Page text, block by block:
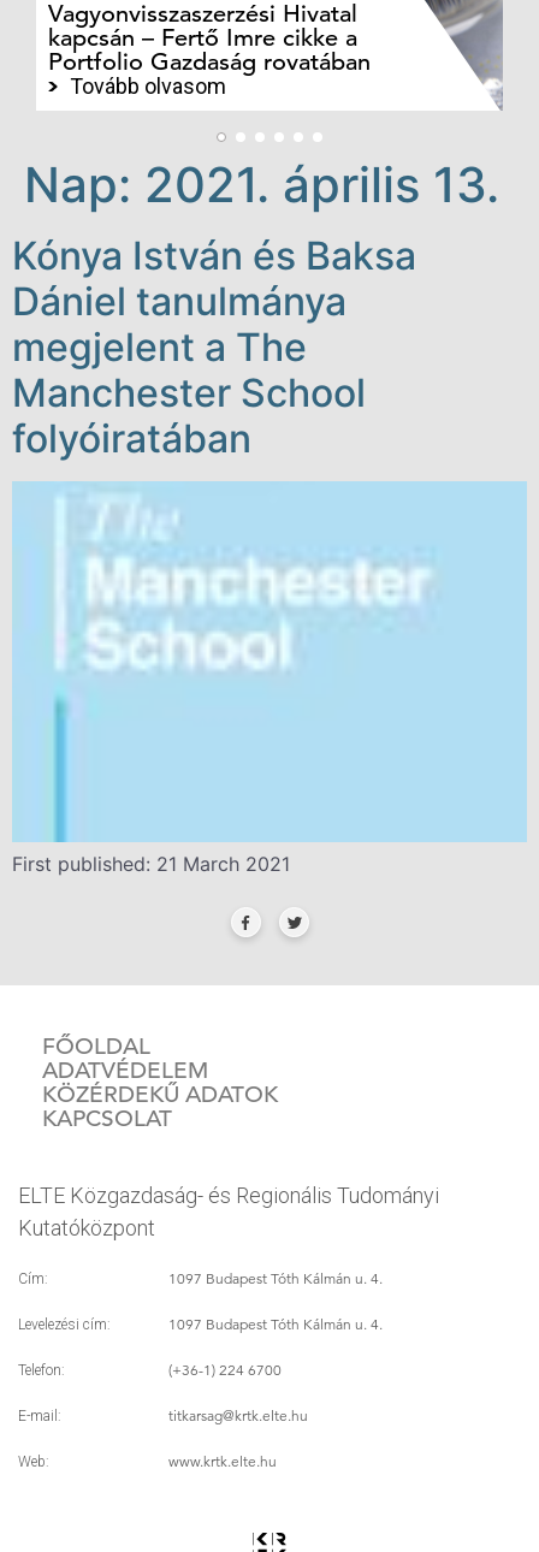
Vagyonvisszaszerzési Hivatal
kapcsán – Fertő Imre cikke a
Portfolio Gazdaság rovatában
Tovább olvasom
Nap: 2021. április 13.
Kónya István és Baksa
Dániel tanulmánya
megjelent a The
Manchester School
folyóiratában
First published: 21 March 2021
FŐOLDAL
ADATVÉDELEM
KÖZÉRDEKŰ ADATOK
KAPCSOLAT
ELTE Közgazdaság- és Regionális Tudományi
Kutatóközpont
Cím: 1097 Budapest Tóth Kálmán u. 4.
Levelezési cím: 1097 Budapest Tóth Kálmán u. 4.
Telefon: (+36-1) 224 6700
E-mail: titkarsag@krtk.elte.hu
Web: www.krtk.elte.hu